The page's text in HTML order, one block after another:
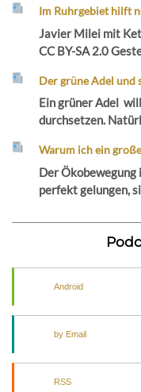
Im Ruhrgebiet hilft
Javier Milei mit
CC BY-SA 2.0
Der grüne Adel und
Ein grüner Adel
durchsetzen.
Warum ich ein
Der Ökobewegung
perfekt gelungen,
Android
by Email
RSS